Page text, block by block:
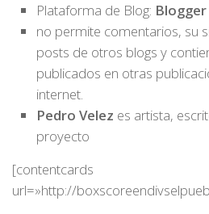
Plataforma de Blog: Blogger
no permite comentarios, su
posts de otros blogs y
publicados en otras
internet.
Pedro Velez es artista,
proyecto
[contentcards
url=»http://